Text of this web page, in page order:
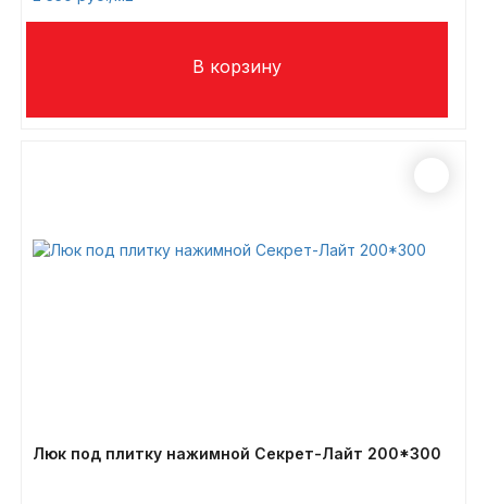
Люк под плитку нажимной Секрет-Лайт 200*300